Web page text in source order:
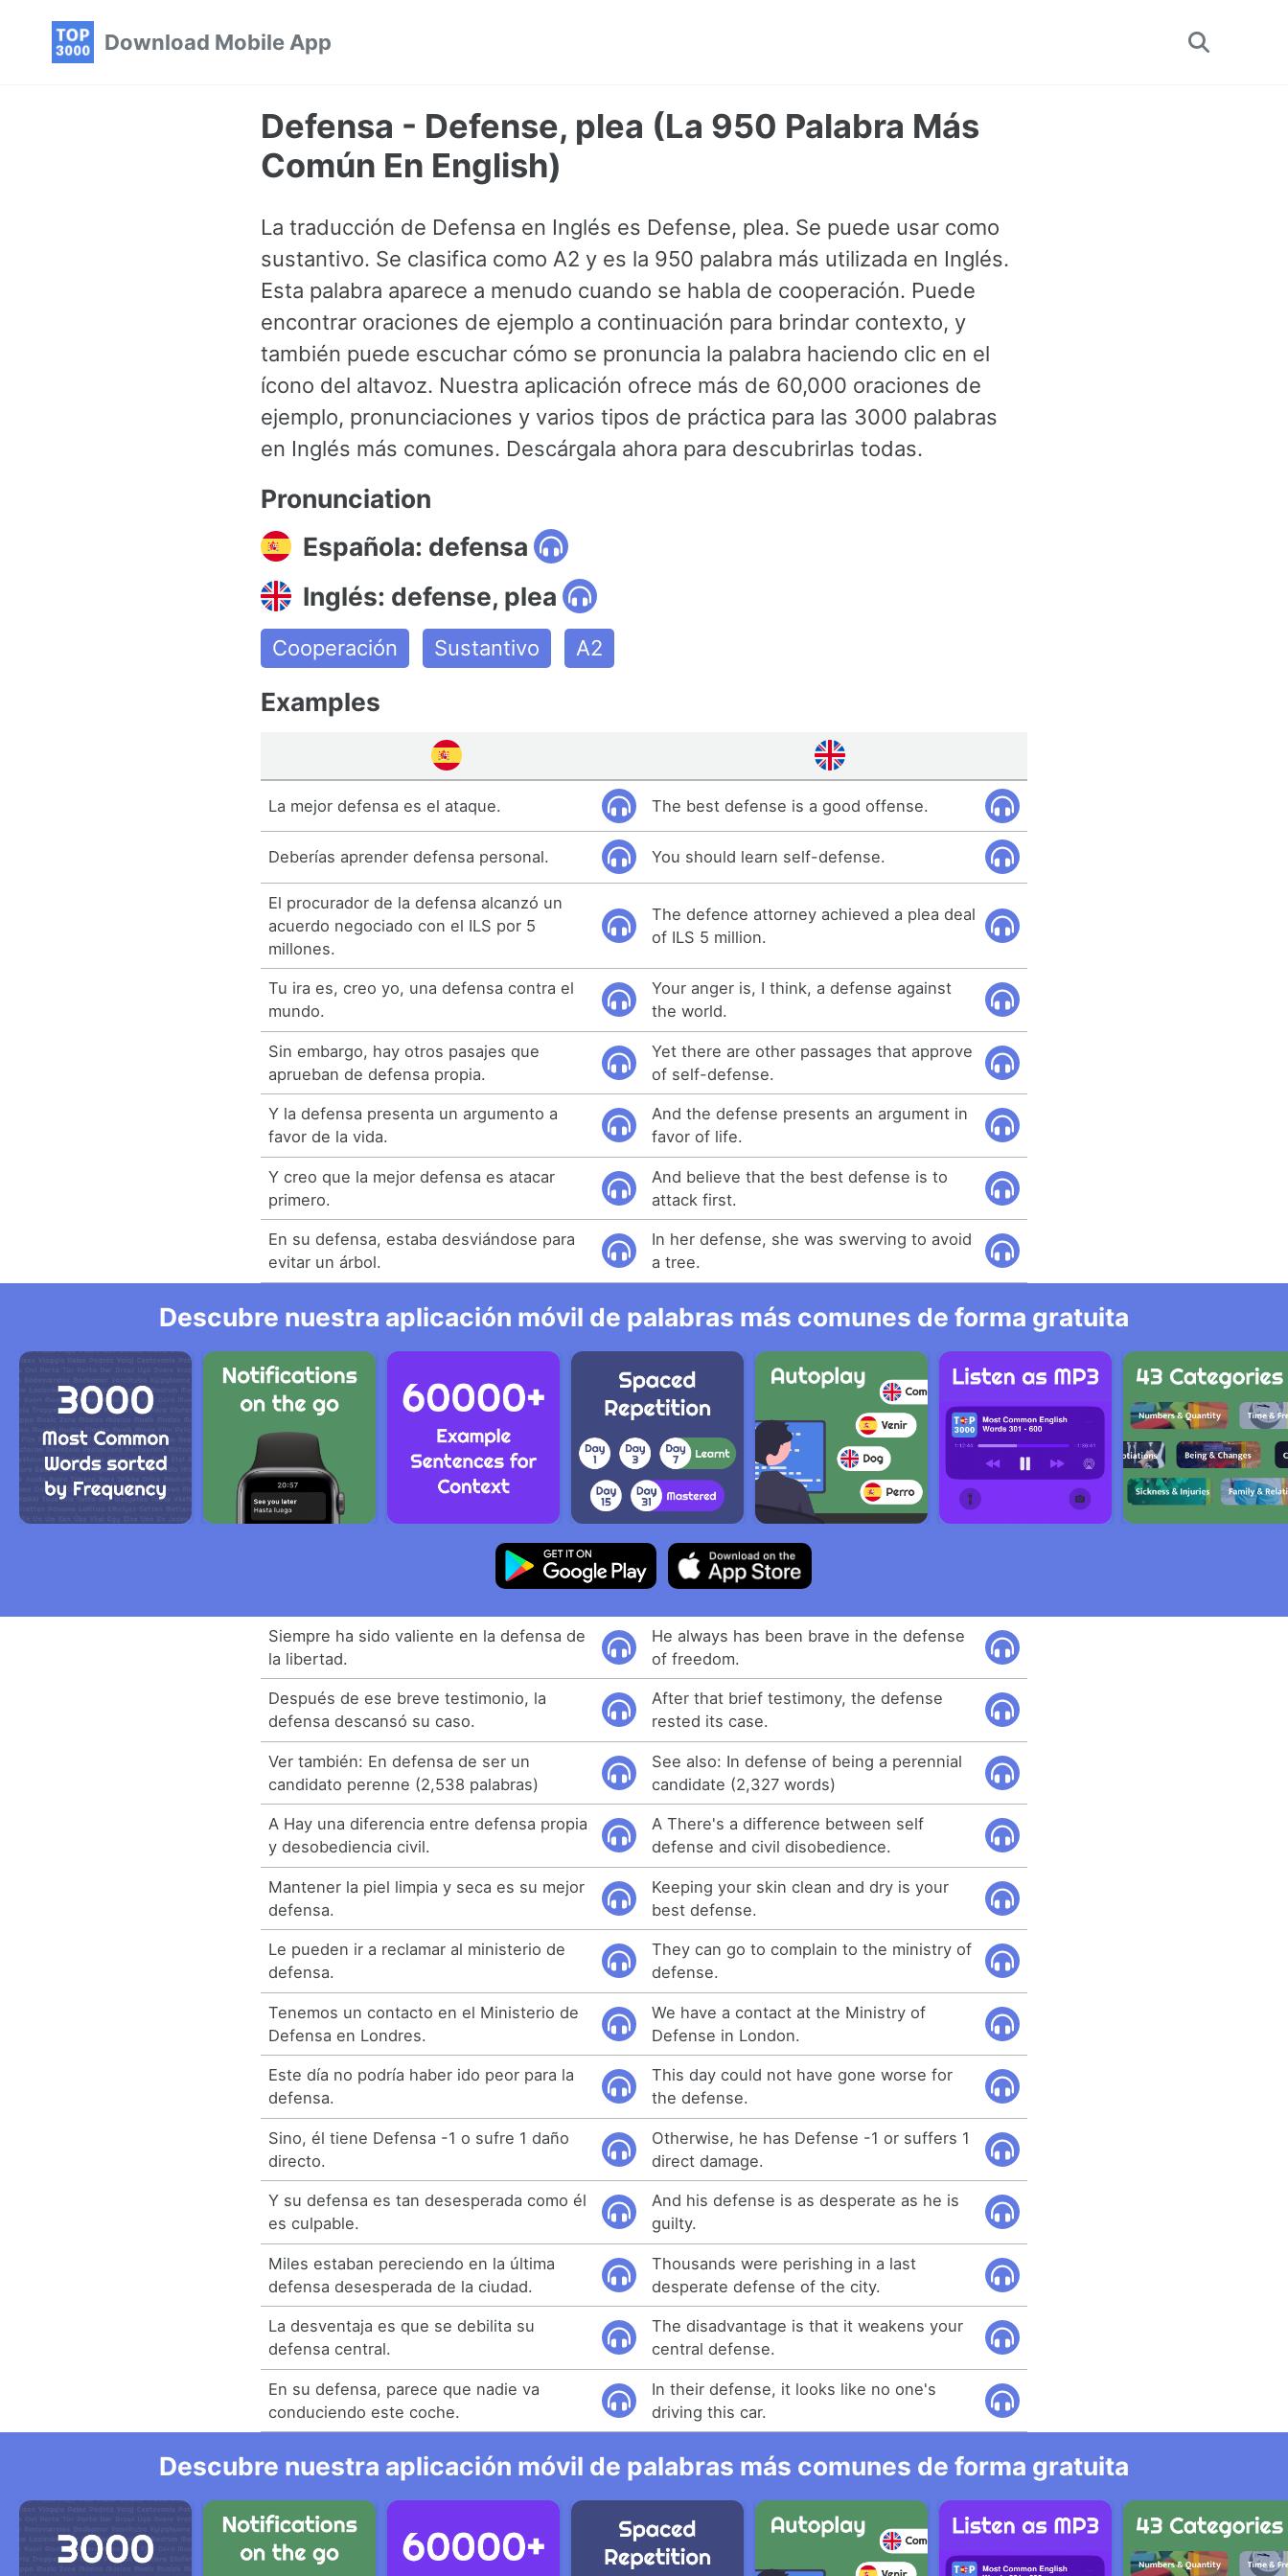
Download Mobile App
Toggle
Defensa - Defense, plea (La 950 Palabra Más
Común En English)
La traducción de Defensa en Inglés es Defense, plea. Se puede usar como
sustantivo. Se clasifica como A2 y es la 950 palabra más utilizada en Inglés.
Esta palabra aparece a menudo cuando se habla de cooperación. Puede
encontrar oraciones de ejemplo a continuación para brindar contexto, y
también puede escuchar cómo se pronuncia la palabra haciendo clic en el
ícono del altavoz. Nuestra aplicación ofrece más de 60,000 oraciones de
ejemplo, pronunciaciones y varios tipos de práctica para las 3000 palabras
en Inglés más comunes. Descárgala ahora para descubrirlas todas.
Pronunciation
Española: defensa
Inglés: defense, plea
Cooperación Sustantivo A2
Examples
La mejor defensa es el ataque. The best defense is a good offense.
Deberías aprender defensa personal. You should learn self-defense.
El procurador de la defensa alcanzó un
acuerdo negociado con el ILS por 5
millones.
The defence attorney achieved a plea deal
of ILS 5 million.
Tu ira es, creo yo, una defensa contra el
mundo.
Your anger is, I think, a defense against
the world.
Sin embargo, hay otros pasajes que
aprueban de defensa propia.
Yet there are other passages that approve
of self-defense.
Y la defensa presenta un argumento a
favor de la vida.
And the defense presents an argument in
favor of life.
Y creo que la mejor defensa es atacar
primero.
And believe that the best defense is to
attack first.
En su defensa, estaba desviándose para
evitar un árbol.
In her defense, she was swerving to avoid
a tree.
Descubre nuestra aplicación móvil de palabras más comunes de forma gratuita
Siempre ha sido valiente en la defensa de
la libertad.
He always has been brave in the defense
of freedom.
Después de ese breve testimonio, la
defensa descansó su caso.
After that brief testimony, the defense
rested its case.
Ver también: En defensa de ser un
candidato perenne (2,538 palabras)
See also: In defense of being a perennial
candidate (2,327 words)
A Hay una diferencia entre defensa propia
y desobediencia civil.
A There's a difference between self
defense and civil disobedience.
Mantener la piel limpia y seca es su mejor
defensa.
Keeping your skin clean and dry is your
best defense.
Le pueden ir a reclamar al ministerio de
defensa.
They can go to complain to the ministry of
defense.
Tenemos un contacto en el Ministerio de
Defensa en Londres.
We have a contact at the Ministry of
Defense in London.
Este día no podría haber ido peor para la
defensa.
This day could not have gone worse for
the defense.
Sino, él tiene Defensa -1 o sufre 1 daño
directo.
Otherwise, he has Defense -1 or suffers 1
direct damage.
Y su defensa es tan desesperada como él
es culpable.
And his defense is as desperate as he is
guilty.
Miles estaban pereciendo en la última
defensa desesperada de la ciudad.
Thousands were perishing in a last
desperate defense of the city.
La desventaja es que se debilita su
defensa central.
The disadvantage is that it weakens your
central defense.
En su defensa, parece que nadie va
conduciendo este coche.
In their defense, it looks like no one's
driving this car.
Descubre nuestra aplicación móvil de palabras más comunes de forma gratuita